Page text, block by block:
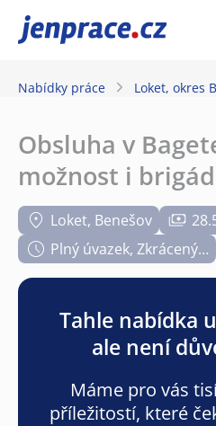
JenPráce.cz
Nabídky práce Loket, okres
Obsluha v
možnost i
Loket, Benešov
Plný úvazek, Zkrácený…
Tahle nabídka
ale není
Máme pro vás
příležitostí, které